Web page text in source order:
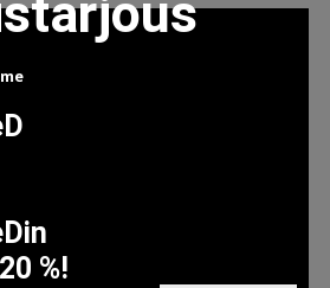
PALETTE MEDIUM COMPACT
9.5 EUR
%!